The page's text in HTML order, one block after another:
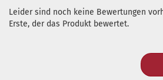
Leider sind noch keine Bewertungen
Erste, der das Produkt bewertet.